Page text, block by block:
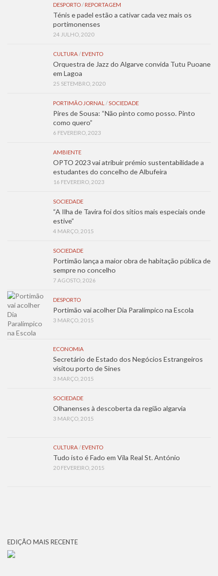
DESPORTO / REPORTAGEM
Ténis e padel estão a cativar cada vez mais os
portimonenses
24 JULHO, 2020
CULTURA / EVENTO
Orquestra de Jazz do Algarve convida Tutu Puoane
em Lagoa
25 SETEMBRO, 2020
PORTIMÃO JORNAL / SOCIEDADE
Pires de Sousa: “Não pinto como posso. Pinto
como quero”
6 FEVEREIRO, 2023
AMBIENTE
OPTO 2023 vai atribuir prémio sustentabilidade a
estudantes do concelho de Albufeira
16 FEVEREIRO, 2023
SOCIEDADE
“A Ilha de Tavira foi dos sítios mais especiais onde
estive”
4 MARÇO, 2015
SOCIEDADE
Portimão lança a maior obra de habitação pública de
sempre no concelho
7 AGOSTO, 2026
DESPORTO
Portimão vai acolher Dia Paralímpico na Escola
3 MARÇO, 2015
ECONOMIA
Secretário de Estado dos Negócios Estrangeiros
visitou porto de Sines
3 MARÇO, 2015
SOCIEDADE
Olhanenses à descoberta da região algarvia
3 MARÇO, 2015
CULTURA / EVENTO
Tudo isto é Fado em Vila Real St. António
20 FEVEREIRO, 2015
EDIÇÃO MAIS RECENTE